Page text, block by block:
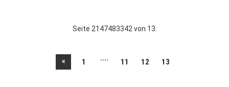
Seite 2147483342 von 13.
« 1 .... 11 12 13